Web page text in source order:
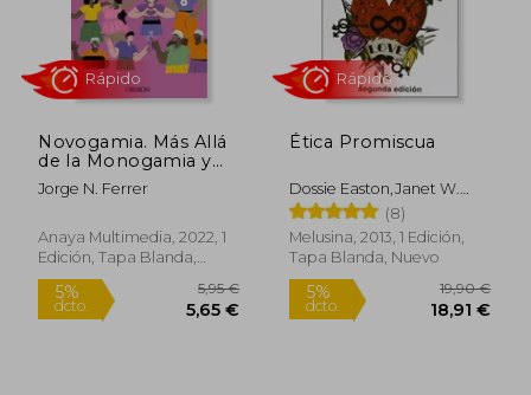
18,90 €
17,96 €
Novogamia. Más Allá
de la Monogamia y
del Poliamor
Jorge N. Ferrer
Anaya Multimedia, 2022, 1
Edición, Tapa Blanda,
Nuevo
Ética Promiscua
Dossie Easton,Janet W.
Hardy
(8)
Melusina, 2013, 1 Edición,
Tapa Blanda, Nuevo